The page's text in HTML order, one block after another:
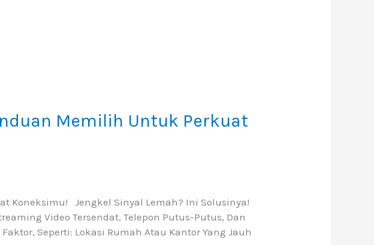
Memilih Untuk Perkuat
Koneksimu! Jengkel Sinyal Lemah? Ini Solusinya!
Video Tersendat, Telepon Putus-Putus, Dan
Seperti: Lokasi Rumah Atau Kantor Yang Jauh